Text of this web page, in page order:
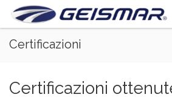
Certificazioni
Certificazioni